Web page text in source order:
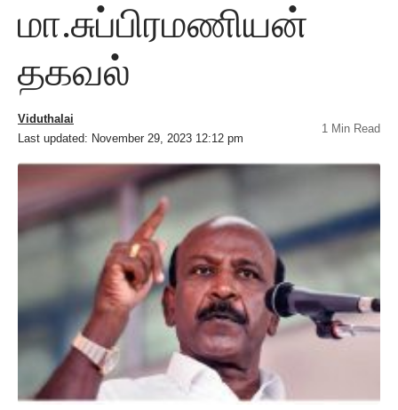
மா.சுப்பிரமணியன்
தகவல்
Last updated: November 29, 2023 12:12 pm
Viduthalai
1 Min Read